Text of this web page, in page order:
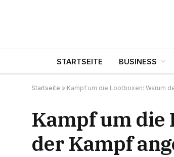
STARTSEITE BUSINESS
Startseite » Kampf um die Lootboxen: Warum
Kampf um die
der Kampf